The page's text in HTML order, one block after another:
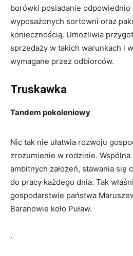
borówki posiadanie odpowiednio
wyposażonych sortowni oraz
koniecznością. Umożliwia
sprzedaży w takich warunkach i
wymagane przez odbiorców.
Truskawka
Tandem pokoleniowy
Nic tak nie ułatwia rozwoju
zrozumienie w rodzinie.
ambitnych założeń, stawania się
do pracy każdego dnia. Tak
gospodarstwie państwa
Baranowie koło Puław.
.